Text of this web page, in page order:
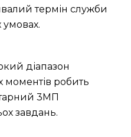
термін служби
умовах.
діапазон
моментів робить
3МП
завдань.